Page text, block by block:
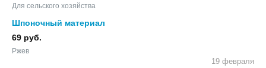
Для сельского хозяйства
Шпоночный материал
69 руб.
Ржев
19 февраля